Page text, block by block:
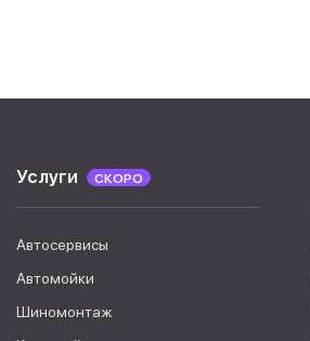
Услуги СКОРО
Автосервисы
Автомойки
Шиномонтаж